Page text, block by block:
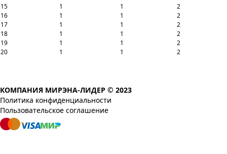
15
1 1
2
16
1 1
2
17
1 1
2
18
1 1
2
19
1 1
2
20
1 1 2
КОМПАНИЯ МИРЭНА-ЛИДЕР © 2023
Политика конфиденциальности
Пользовательское соглашение